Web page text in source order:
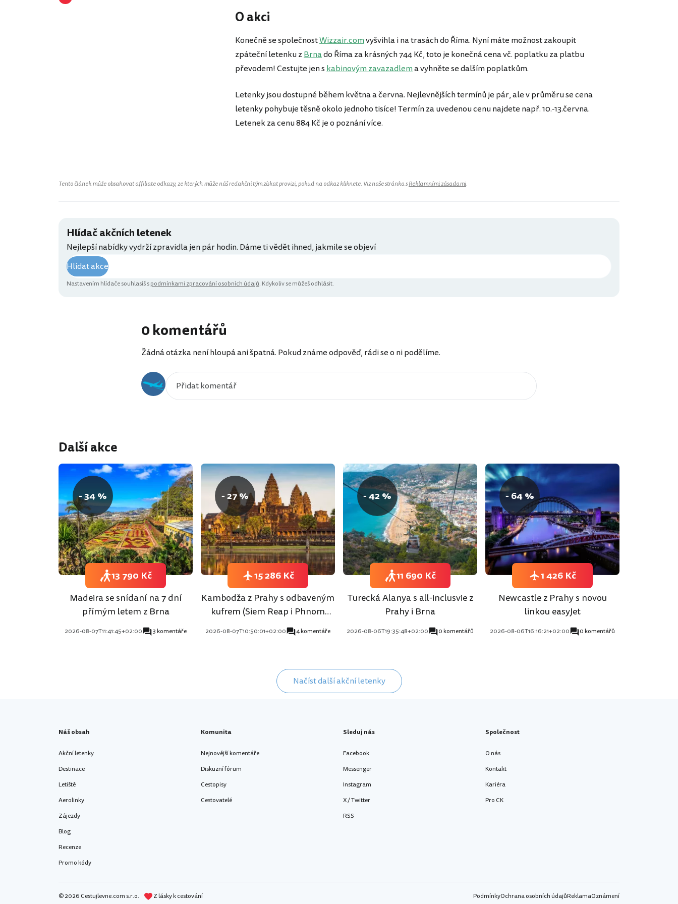
O akci
Konečně se společnostWizzair.comvyšvihla i na trasách do Říma. Nyní máte možnost zakoupit
zpáteční letenku zBrnado Říma za krásných 744 Kč, toto je konečná cena vč. poplatku za platbu
převodem! Cestujte jen skabinovým zavazadlema vyhněte se dalším poplatkům.
Letenky jsou dostupné během května a června. Nejlevnějších termínů je pár, ale v průměru se cena
letenky pohybuje těsně okolo jednoho tisíce! Termín za uvedenou cenu najdete např. 10.-13.června.
Letenek za cenu 884 Kč je o poznání více.
Tento článek může obsahovat affiliate odkazy, ze kterých může náš redakční tým získat provizi, pokud na odkaz kliknete. Viz naše stránka sReklamními zásadami.
Hlídač akčních letenek
Nejlepší nabídky vydrží zpravidla jen pár hodin. Dáme ti vědět ihned, jakmile se objeví
Hlídat akce
Nastavením hlídače souhlasíš spodmínkami zpracování osobních údajů. Kdykoliv se můžeš odhlásit.
0 komentářů
Žádná otázka není hloupá ani špatná. Pokud známe odpověď, rádi se o ni podělíme.
Další akce
- 34 %
Madeira se snídaní na 7 dní
přímým letem z Brna
2026-08-07T11:41:45+02:00 3 komentáře
13 790 Kč
- 27 %
Kambodža z Prahy s odbaveným
kufrem (Siem Reap i Phnom
2026-08-07T10:50:01+02:00 4 komentáře
15 286 Kč
- 42 %
Turecká Alanya s all-inclusvie z
Prahy i Brna
2026-08-06T19:35:48+02:00 0 komentářů
11 690 Kč
- 64 %
Newcastle z Prahy s novou
linkou easyJet
2026-08-06T16:16:21+02:00 0 komentářů
1 426 Kč
Načíst další akční letenky
Náš obsah
Akční letenky
Destinace
Letiště
Aerolinky
Zájezdy
Blog
Recenze
Promo kódy
Komunita
Nejnovější komentáře
Diskuzní fórum
Cestopisy
Cestovatelé
Sleduj nás
Facebook
Messenger
Instagram
X / Twitter
RSS
Společnost
O nás
Kontakt
Kariéra
Pro CK
© 2026 Cestujlevne.com s.r.o. Z lásky k cestování PodmínkyOchrana osobních údajůReklamaOznámení